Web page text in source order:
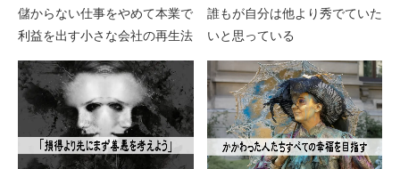
儲からない仕事をやめて本業で
利益を出す小さな会社の再生法
誰もが自分は他より秀でていた
いと思っている